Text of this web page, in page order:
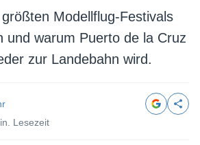
Modellflug-Festivals
und warum Puerto de la Cruz
zur Landebahn wird.
Lesezeit